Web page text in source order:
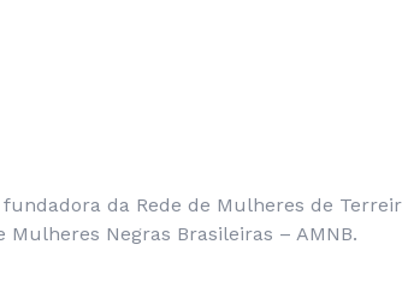
da Rede de Mulheres de
Negras Brasileiras – AMNB.